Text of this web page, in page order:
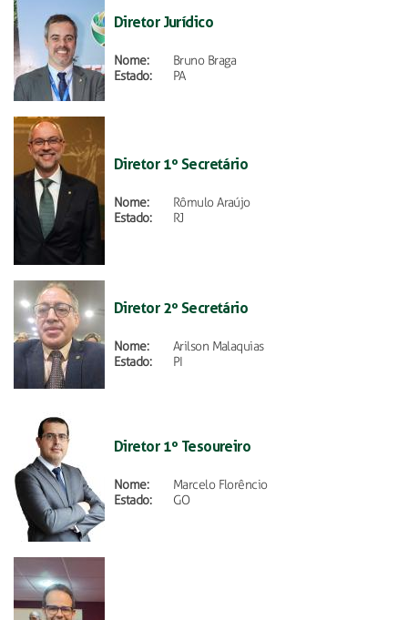
Diretor Jurídico
Nome:
Bruno Braga
Estado:
PA
Diretor 1º Secretário
Nome:
Rômulo Araújo
Estado:
RJ
Diretor 2º Secretário
Nome:
Arilson Malaquias
Estado:
PI
Diretor 1º Tesoureiro
Nome:
Marcelo Florêncio
Estado:
GO